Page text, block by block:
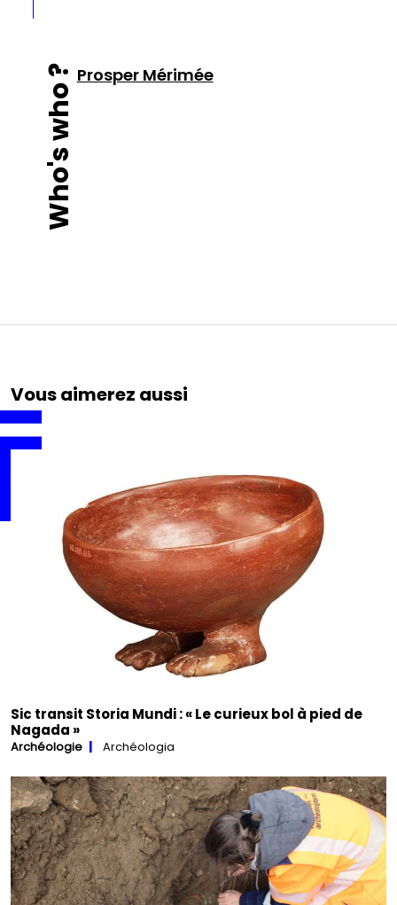
Who's who ? Prosper Mérimée
Vous aimerez aussi
Sic transit Storia Mundi : « Le curieux bol à pied de
Nagada »
Archéologie Archéologia